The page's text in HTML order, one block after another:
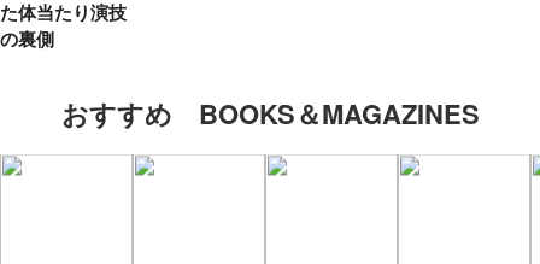
た体当たり演技
の裏側
おすすめ BOOKS＆MAGAZINES